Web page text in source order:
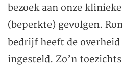
bezoek aan onze
(beperkte) gevolgen.
bedrijf heeft de
ingesteld. Zo’n